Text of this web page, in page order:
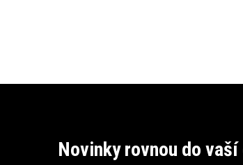
Novinky rovnou do